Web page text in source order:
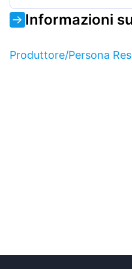
Informazioni
Produttore/Persona